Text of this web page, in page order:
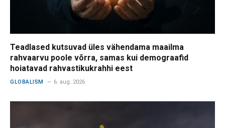
Teadlased kutsuvad üles vähendama maailma
rahvaarvu poole võrra, samas kui demograafid
hoiatavad rahvastikukrahhi eest
GLOBALISM 6. aug. 2026